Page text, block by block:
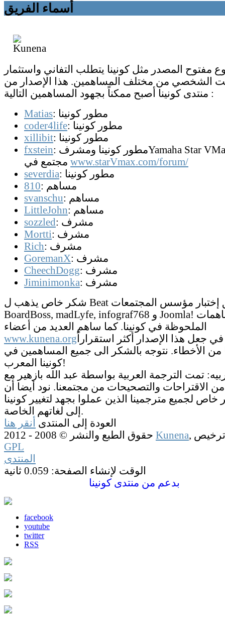
أسماء الفريق
مفتوح المصدر مثل كونينا يتطلب التفاني واستثمار
الشخصي من مختلف المساهمين. هذا الإصدار من
منتدى كونينا أصبح ممكناً بجهود المساهمين التالية :
Matias : مطور كونينا
coder4life : مطور كونينا
xillibit : مطور كونينا
fxstein: مطور كونينا ومشرفYamaha Star VMax أكبر
www.starVmax.com/forum/
severdia
: مطور كونينا
810
: مساهم
svanschu
: مساهم
LittleJohn
: مساهم
sozzled
: مشرف
Mortti
: مشرف
Rich
: مشرف
GoremanX : مشرف
CheechDogg : مشرف
Jiminimonka : مشرف
شكر خاص يذهب ل Beat و فريق إختبار مؤسس المجتمعات,
BoardBoss, madLyfe, infograf768 و Joomla! للمساهمات
الملحوظة في كونينا. كما ساهم العديد من أعضاء
www.kunena.org جعل هذا الإصدار أكثر استقراراً
من الأخطاء. نتوجه بالشكر الى جميع المساهمين في
كونينا المعرب!
تمت الترجمة العربية بواسطة عبد الله بازهير مع
من الاقتراحات والتصحيحات من مجتمعنا. نود أيضا أن
لجميع مترجمينا الذين عملوا بجهد لتغيير كونينا
إلى لغاتهم الخاصة.
العودة إلى المنتدى
أنقر هنا
Kunena
GPL
المنتدى
الوقت لإنشاء الصفحة: 0.059 ثانية
بدعم من منتدى كونينا
facebook
youtube
twitter
RSS